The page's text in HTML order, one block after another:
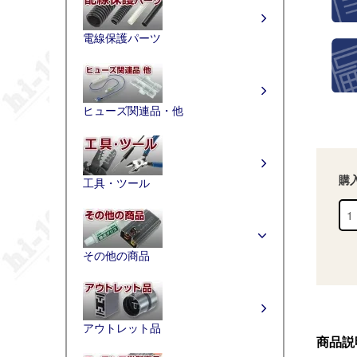
購
商品説
電線保護パーツ
ヒューズ関連品・他
工具・ツール
その他の商品
アウトレット品